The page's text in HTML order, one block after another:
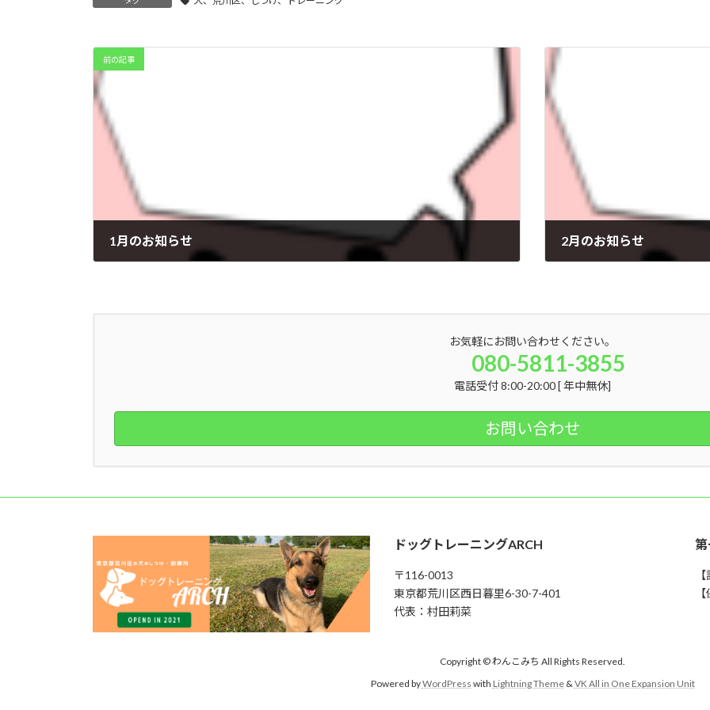
前の記事
1月のお知らせ 2月のお知らせ
お気軽にお問い合わせください。
080-5811-3855
電話受付 8:00-20:00 [ 年中無休]
お問い合わせ
ドッグトレーニングARCH
〒116-0013
東京都荒川区西日暮里6-30-7-401
代表：村田莉菜
Copyright © わんこみち All Rights Reserved.
Powered byWordPress with Lightning Theme&VK All in One Expansion Unit